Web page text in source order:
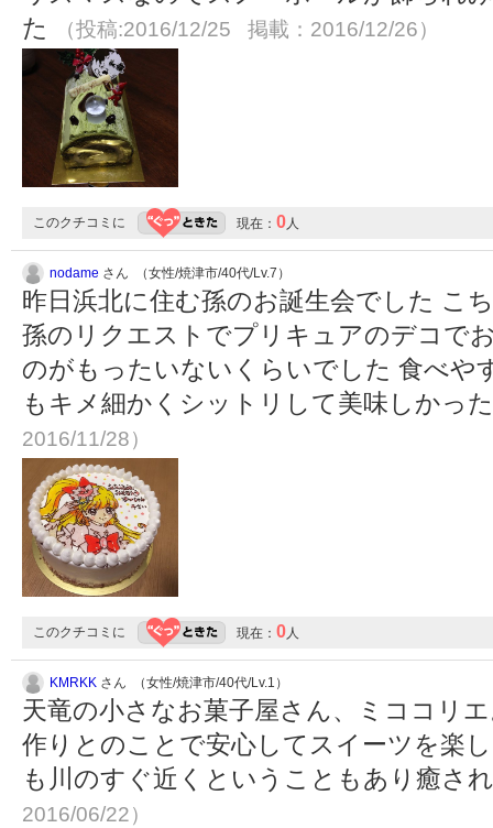
た
（投稿:2016/12/25 掲載：2016/12/26）
このクチコミに 現在： 0人
nodame さん （女性/焼津市/40代/Lv.7）
昨日浜北に住む孫のお誕生会でした こ
孫のリクエストでプリキュアのデコで
のがもったいないくらいでした 食べや
もキメ細かくシットリして美味しかっ
2016/11/28）
このクチコミに 現在： 0人
KMRKK さん （女性/焼津市/40代/Lv.1）
天竜の小さなお菓子屋さん、ミココリ
作りとのことで安心してスイーツを楽
も川のすぐ近くということもあり癒さ
2016/06/22）